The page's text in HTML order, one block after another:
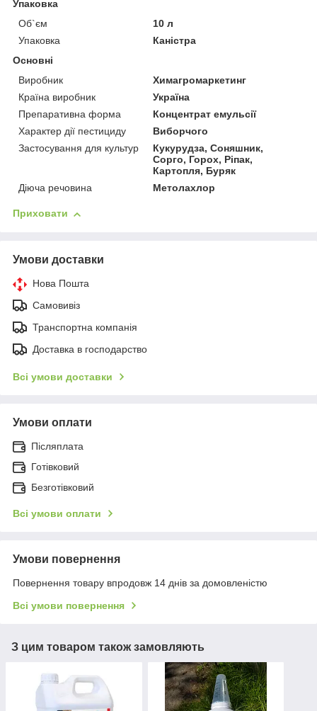
Упаковка
Об`єм
10 л
Упаковка
Каністра
Основні
Виробник
Химагромаркетинг
Країна виробник
Україна
Препаративна форма
Концентрат емульсії
Характер дії пестициду
Виборчого
Застосування для культур
Кукурудза, Соняшник,
Сорго, Горох, Ріпак,
Картопля, Буряк
Діюча речовина
Метолахлор
Приховати
Умови доставки
Нова Пошта
Самовивіз
Транспортна компанія
Доставка в господарство
Всі умови доставки
Умови оплати
Післяплата
Готівковий
Безготівковий
Всі умови оплати
Умови повернення
Повернення товару впродовж 14 днів за домовленістю
Всі умови повернення
З цим товаром також замовляють